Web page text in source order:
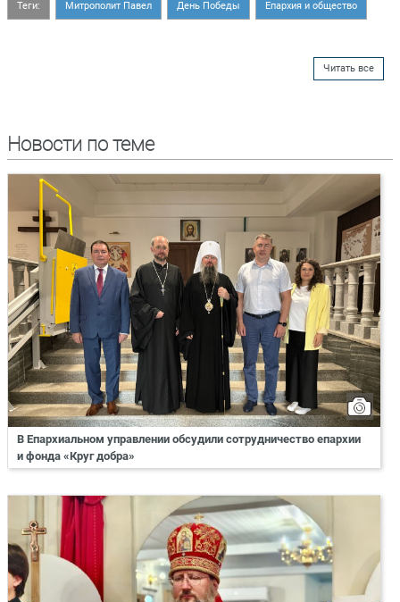
Теги: Митрополит Павел День Победы Епархия и общество
Читать все
Новости по теме
В Епархиальном управлении обсудили сотрудничество епархии
и фонда «Круг добра»